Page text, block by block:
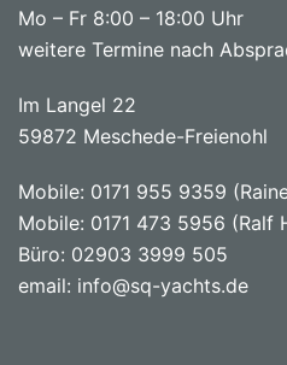
Mo – Fr 8:00 – 18:00 Uhr
weitere Termine nach
Im Langel 22
59872 Meschede-Freienohl
Mobile: 0171 955 9359
Mobile: 0171 473 5956 (Ralf
Büro: 02903 3999 505
email: info@sq-yachts.de